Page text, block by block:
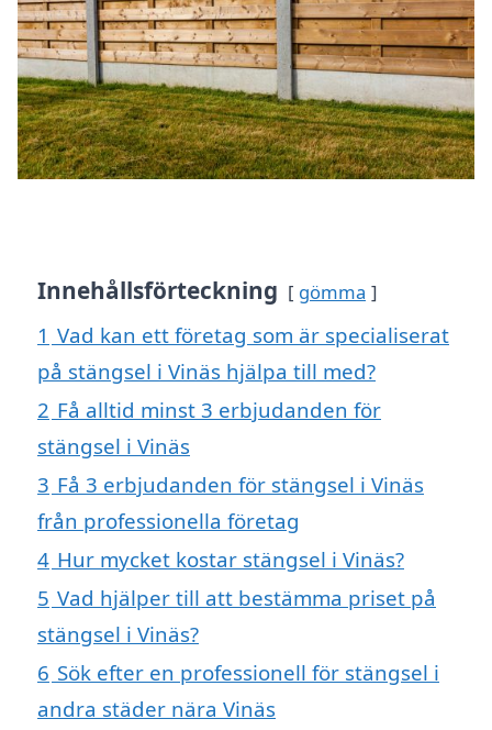
Innehållsförteckning gömma
1 Vad kan ett företag som är specialiserat
på stängsel i Vinäs hjälpa till med?
2 Få alltid minst 3 erbjudanden för
stängsel i Vinäs
3 Få 3 erbjudanden för stängsel i Vinäs
från professionella företag
4 Hur mycket kostar stängsel i Vinäs?
5 Vad hjälper till att bestämma priset på
stängsel i Vinäs?
6 Sök efter en professionell för stängsel i
andra städer nära Vinäs